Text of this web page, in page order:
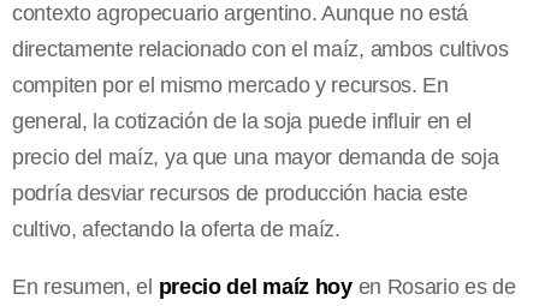
contexto agropecuario argentino. Aunque no está
directamente relacionado con el maíz, ambos cultivos
compiten por el mismo mercado y recursos. En
general, la cotización de la soja puede influir en el
precio del maíz, ya que una mayor demanda de soja
podría desviar recursos de producción hacia este
cultivo, afectando la oferta de maíz.
En resumen, el precio del maíz hoyen Rosario es de